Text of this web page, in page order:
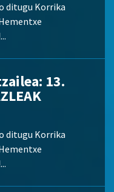
ditugu Korrika
13.
ditugu Korrika